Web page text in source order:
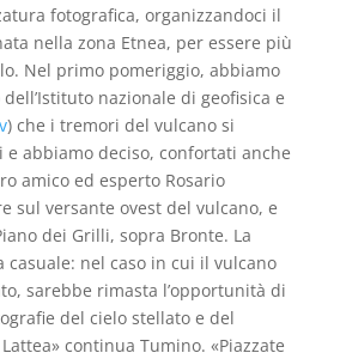
fotografica, organizzandoci il
nella zona Etnea, per essere più
Nel primo pomeriggio, abbiamo
nazionale di geofisica e
) che i tremori del vulcano si
e abbiamo deciso, confortati anche
amico ed esperto Rosario
sul versante ovest del vulcano, e
dei Grilli, sopra Bronte. La
casuale: nel caso in cui il vulcano
sarebbe rimasta l’opportunità di
del cielo stellato e del
continua Tumino. «Piazzate